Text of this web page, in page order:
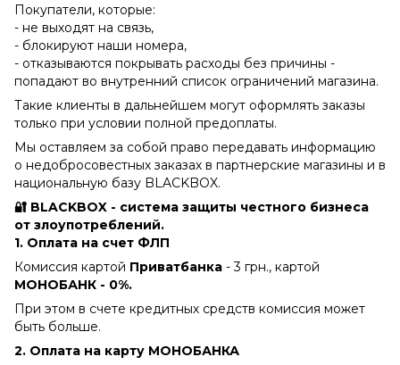
Покупатели, которые:
- не выходят на связь,
- блокируют наши номера,
- отказываются покрывать расходы без причины -
попадают во внутренний список ограничений магазина.
Такие клиенты в дальнейшем могут оформлять заказы
только при условии полной предоплаты.
Мы оставляем за собой право передавать информацию
о недобросовестных заказах в партнерские магазины и в
национальную базу BLACKBOX.
🔐 BLACKBOX - система защиты честного бизнеса
от злоупотреблений.
1. Оплата на счет ФЛП
Комиссия картой Приватбанка - 3 грн., картой
МОНОБАНК - 0%.
При этом в счете кредитных средств комиссия может
быть больше.
2. Оплата на карту МОНОБАНКА